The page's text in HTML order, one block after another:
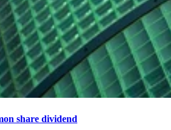
share dividend